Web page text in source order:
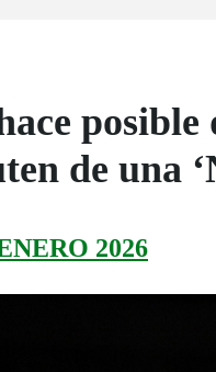
posible
de una
2026